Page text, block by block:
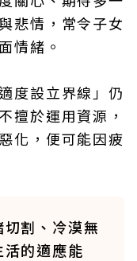
悲情，常令子女
情緒。
度設立界線」仍
擅於運用資源，
化，便可能因疲
割、冷漠無
的適應能